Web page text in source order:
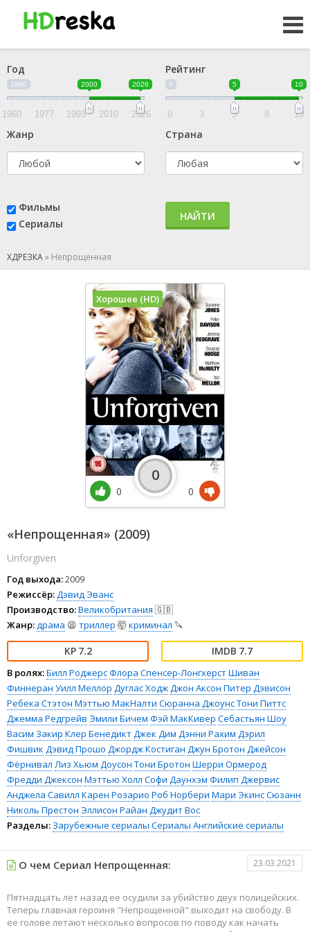
Год
1960 2000 2026
1960 1977 1993 2010 2026
Рейтинг
0 5 10
0 3 5 8 10
Жанр Страна
Фильмы
Сериалы
НАЙТИ
ХДРЕЗКА» Непрощенная
«Непрощенная» (2009)
Unforgiven
Год выхода:2009
Режиссёр:Дэвид Эванс
Производство:Великобритания 🇬🇧
Жанр:драма 😫 триллер 🤯криминал 🔪
7.2 7.7
В ролях:Билл РоджерсФлора Спенсер-ЛонгхерстШиван
Финнеран Уилл Меллор Дуглас ХоджДжон Аксон Питер Дэвисон
Ребека Стэтон Мэттью МакНалти Сюранна ДжоунсТони Питтс
Джемма Редгрейв Эмили Бичем Фэй МакКивер Себастьян Шоу
Васим Закир Клер БенедиктДжек Дим Дэнни Рахим Дэрил
Фишвик Дэвид Прошо Джордж Костиган Джун Бротон Джейсон
Фёрнивал Лиз Хьюм Доусон Тони Бротон Шерри Ормерод
Фредди Джексон Мэттью Холл Софи Даунхэм Филип Джервис
Анджела Савилл Карен Розарио Роб Норбери Мари ЭкинсСюзанн
Николь Престон Эллисон Райан Джудит Вос
Разделы: Зарубежные сериалы Сериалы Английские сериалы
Хорошее (HD)
0
0
0
О чем Сериал Непрощенная: 23.03.2021
Пятнадцать лет назад ее осудили за убийство двух полицейских.
Теперь главная героиня "Непрощенной" выходит на свободу. В
ее голове летают несколько вопросов по поводу как начать